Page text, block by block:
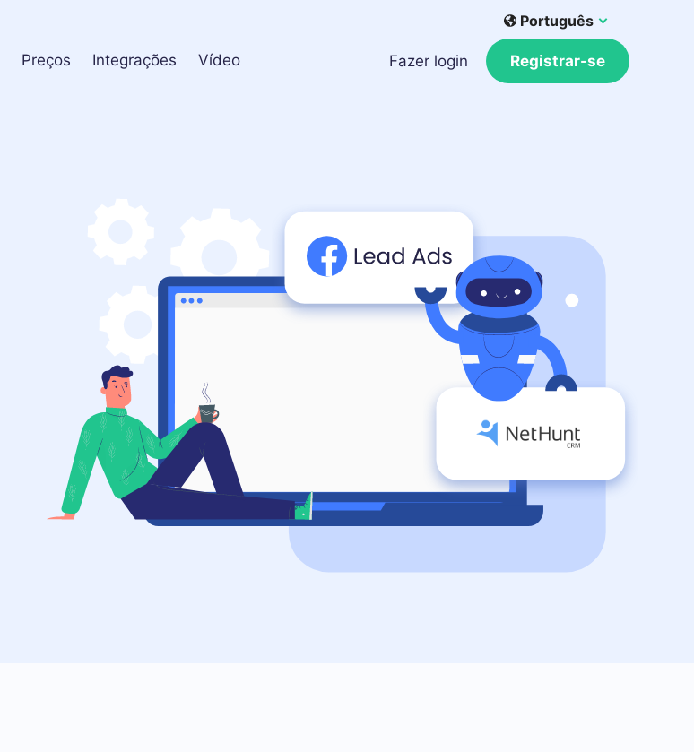
Preços Integrações Vídeo
Português
Fazer login Registrar-se